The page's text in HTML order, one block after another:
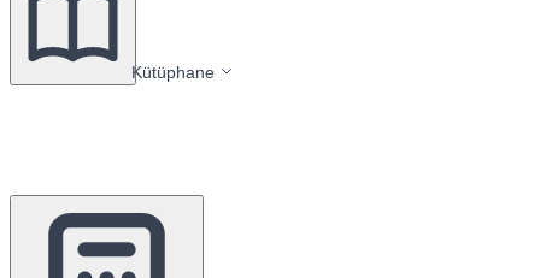
Kütüphane